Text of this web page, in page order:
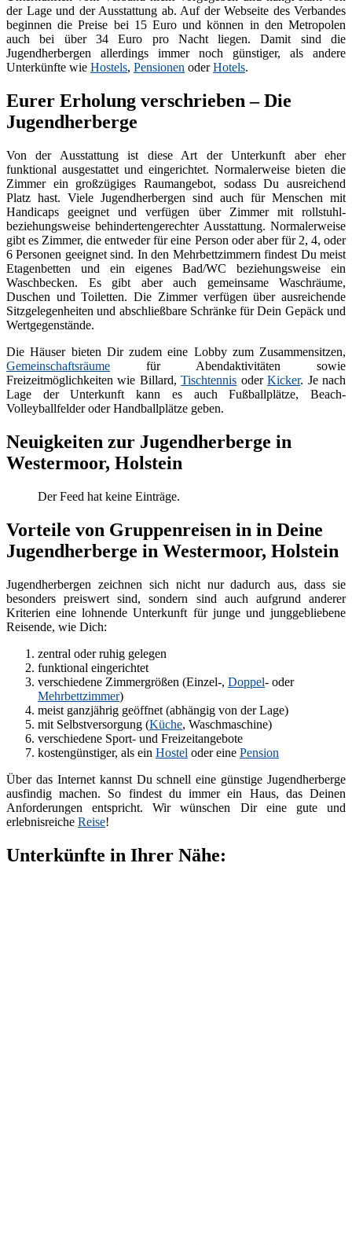
der Lage und der Ausstattung ab. Auf der Webseite des Verbandes
beginnen die Preise bei 15 Euro und können in den Metropolen
auch bei über 34 Euro pro Nacht liegen. Damit sind die
Jugendherbergen allerdings immer noch günstiger, als andere
Unterkünfte wie Hostels, Pensionen oderHotels.
Eurer Erholung verschrieben – Die
Jugendherberge
Von der Ausstattung ist diese Art der Unterkunft aber eher
funktional ausgestattet und eingerichtet. Normalerweise bieten die
Zimmer ein großzügiges Raumangebot, sodass Du ausreichend
Platz hast. Viele Jugendherbergen sind auch für Menschen mit
Handicaps geeignet und verfügen über Zimmer mit rollstuhl-
beziehungsweise behindertengerechter Ausstattung. Normalerweise
gibt es Zimmer, die entweder für eine Person oder aber für 2, 4, oder
6 Personen geeignet sind. In den Mehrbettzimmern findest Du meist
Etagenbetten und ein eigenes Bad/WC beziehungsweise ein
Waschbecken. Es gibt aber auch gemeinsame Waschräume,
Duschen und Toiletten. Die Zimmer verfügen über ausreichende
Sitzgelegenheiten und abschließbare Schränke für Dein Gepäck und
Wertgegenstände.
Die Häuser bieten Dir zudem eine Lobby zum Zusammensitzen,
Gemeinschaftsräume für Abendaktivitäten sowie
Freizeitmöglichkeiten wie Billard,Tischtennis oderKicker. Je nach
Lage der Unterkunft kann es auch Fußballplätze, Beach-
Volleyballfelder oder Handballplätze geben.
Neuigkeiten zur Jugendherberge in
Westermoor, Holstein
Der Feed hat keine Einträge.
Vorteile von Gruppenreisen in in Deine
Jugendherberge in Westermoor, Holstein
Jugendherbergen zeichnen sich nicht nur dadurch aus, dass sie
besonders preiswert sind, sondern sind auch aufgrund anderer
Kriterien eine lohnende Unterkunft für junge und junggebliebene
Reisende, wie Dich:
zentral oder ruhig gelegen
funktional eingerichtet
verschiedene Zimmergrößen (Einzel-, Doppel- oder
Mehrbettzimmer)
meist ganzjährig geöffnet (abhängig von der Lage)
mit Selbstversorgung (Küche, Waschmaschine)
verschiedene Sport- und Freizeitangebote
kostengünstiger, als ein Hostel oder eine Pension
Über das Internet kannst Du schnell eine günstige Jugendherberge
ausfindig machen. So findest du immer ein Haus, das Deinen
Anforderungen entspricht. Wir wünschen Dir eine gute und
erlebnisreiche Reise!
Unterkünfte in Ihrer Nähe: